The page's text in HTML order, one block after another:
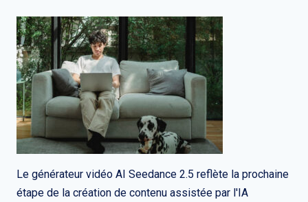
Le générateur vidéo AI Seedance 2.5 reflète la prochaine
étape de la création de contenu assistée par l'IA